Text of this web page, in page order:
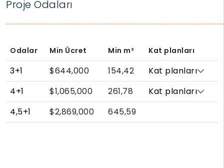
Proje Odaları
Odalar Min Ücret Min m² Kat planları
3+1 $644,000 154,42
Kat planları
4+1
$1,065,000 261,78
Kat planları
4,5+1
$2,869,000 645,59